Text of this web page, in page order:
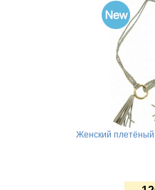
Женский